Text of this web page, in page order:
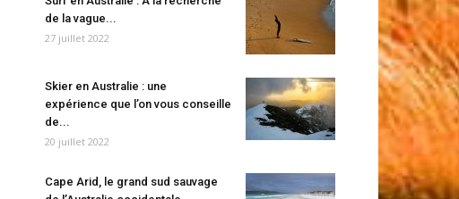
de la vague...
27 juillet 2022
Skier en Australie : une
expérience que l’on vous conseille
de...
20 juillet 2022
Cape Arid, le grand sud sauvage